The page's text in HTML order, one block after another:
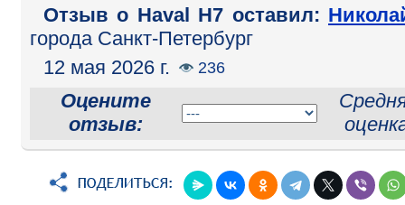
Отзыв o Haval H7 оставил:
города Санкт-Петербург
12 мая 2026 г.
236
Оцените
отзыв: